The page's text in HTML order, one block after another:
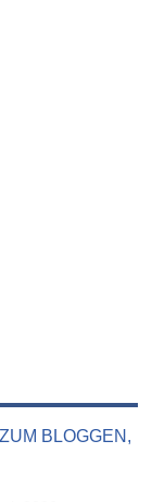
BLOGGEN,